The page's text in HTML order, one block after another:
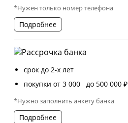
*Нужен только номер телефона
Подробнее
срок до 2-х лет
покупки от 3 000 до 500 000 ₽
*Нужно заполнить анкету банка
Подробнее